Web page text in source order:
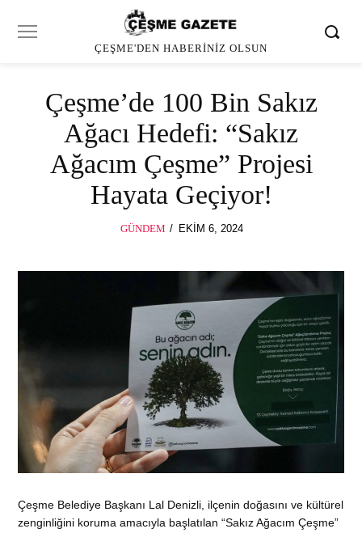
ÇEŞME'DEN HABERINIZ OLSUN
Çeşme’de 100 Bin Sakız
Ağacı Hedefi: “Sakız
Ağacım Çeşme” Projesi
Hayata Geçiyor!
GÜNDEM
POSTED
EKIM 6, 2024
Çeşme Belediye Başkanı Lal Denizli, ilçenin doğasını ve kültürel
zenginliğini koruma amacıyla başlatılan “Sakız Ağacım Çeşme”